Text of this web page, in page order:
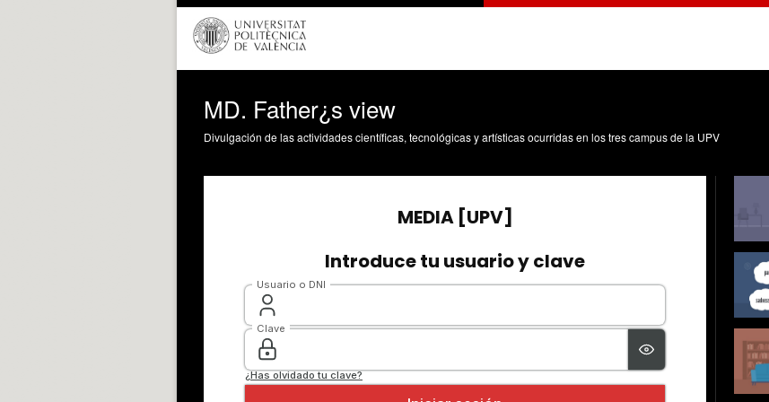
MD. Father¿s view
Divulgación de las actividades científicas, tecnológicas y artísticas ocurridas en los tres campus de la UPV